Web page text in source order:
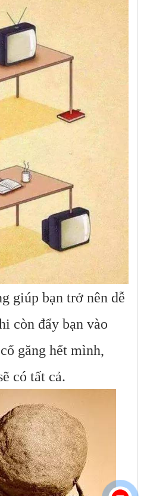
giúp bạn trở nên dễ
còn đẩy bạn vào
găng hết mình,
có tất cả.